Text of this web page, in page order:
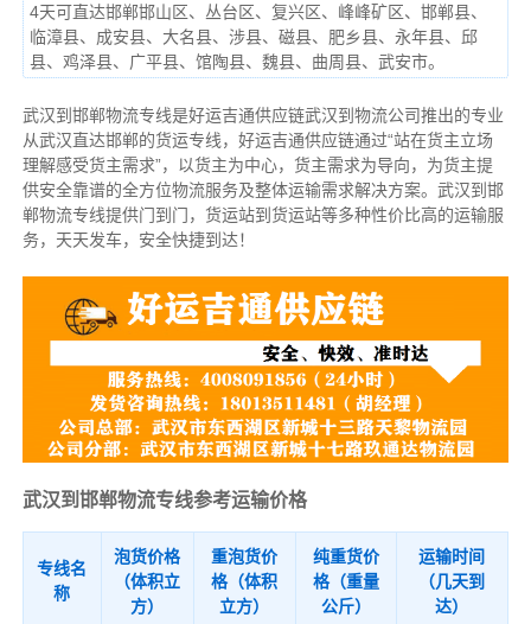
4天可直达邯郸邯山区、丛台区、复兴区、峰峰矿区、邯郸县、
临漳县、成安县、大名县、涉县、磁县、肥乡县、永年县、邱
县、鸡泽县、广平县、馆陶县、魏县、曲周县、武安市。
武汉到邯郸物流专线是好运吉通供应链武汉到物流公司推出的专业
从武汉直达邯郸的货运专线，好运吉通供应链通过“站在货主立场
理解感受货主需求”，以货主为中心，货主需求为导向，为货主提
供安全靠谱的全方位物流服务及整体运输需求解决方案。武汉到邯
郸物流专线提供门到门，货运站到货运站等多种性价比高的运输服
务，天天发车，安全快捷到达！
武汉到邯郸物流专线参考运输价格
专线名
称
泡货价格
（体积立
方）
重泡货价
格（体积
立方）
纯重货价
格（重量
公斤）
运输时间
（几天到
达）